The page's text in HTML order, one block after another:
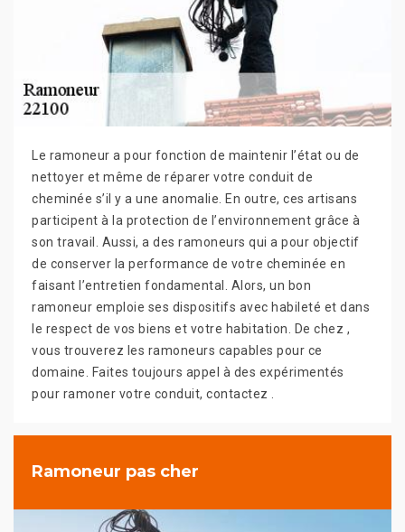
Le ramoneur a pour fonction de maintenir l’état ou de
nettoyer et même de réparer votre conduit de
cheminée s’il y a une anomalie. En outre, ces artisans
participent à la protection de l’environnement grâce à
son travail. Aussi, a des ramoneurs qui a pour objectif
de conserver la performance de votre cheminée en
faisant l’entretien fondamental. Alors, un bon
ramoneur emploie ses dispositifs avec habileté et dans
le respect de vos biens et votre habitation. De chez ,
vous trouverez les ramoneurs capables pour ce
domaine. Faites toujours appel à des expérimentés
pour ramoner votre conduit, contactez .
Ramoneur pas cher